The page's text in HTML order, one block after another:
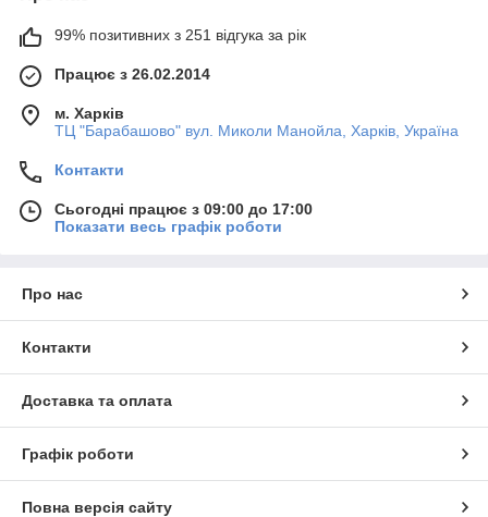
99% позитивних з 251 відгука за рік
Працює з 26.02.2014
м. Харків
ТЦ "Барабашово" вул. Миколи Манойла, Харків, Україна
Контакти
Сьогодні працює з 09:00 до 17:00
Показати весь графік роботи
Про нас
Контакти
Доставка та оплата
Графік роботи
Повна версія сайту